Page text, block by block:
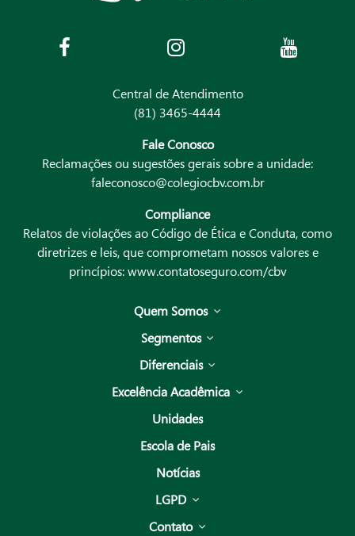
Central de Atendimento
(81) 3465-4444
Fale Conosco
Reclamações ou sugestões gerais sobre a unidade:
faleconosco@colegiocbv.com.br
Compliance
Relatos de violações ao Código de Ética e Conduta, como
diretrizes e leis, que comprometam nossos valores e
princípios:www.contatoseguro.com/cbv
Quem Somos
Segmentos
Diferenciais
Excelência Acadêmica
Unidades
Escola de Pais
Notícias
LGPD
Contato